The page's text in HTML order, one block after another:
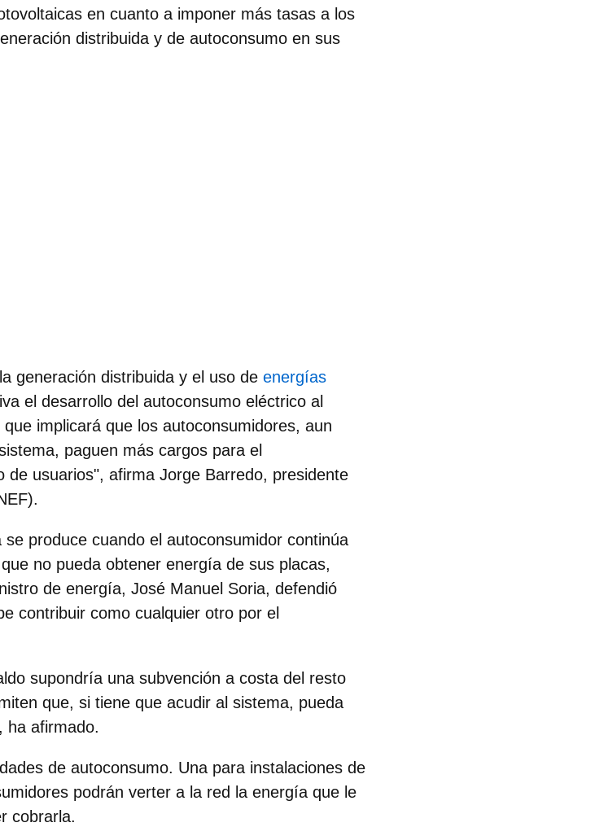
en cuanto a imponer más tasas a los
distribuida y de autoconsumo en sus
generación distribuida y el uso de energías
el desarrollo del autoconsumo eléctrico al
implicará que los autoconsumidores, aun
paguen más cargos para el
de usuarios", afirma Jorge Barredo, presidente
produce cuando el autoconsumidor continúa
no pueda obtener energía de sus placas,
de energía, José Manuel Soria, defendió
contribuir como cualquier otro por el
supondría una subvención a costa del resto
que, si tiene que acudir al sistema, pueda
ha afirmado.
de autoconsumo. Una para instalaciones de
podrán verter a la red la energía que le
cobrarla.